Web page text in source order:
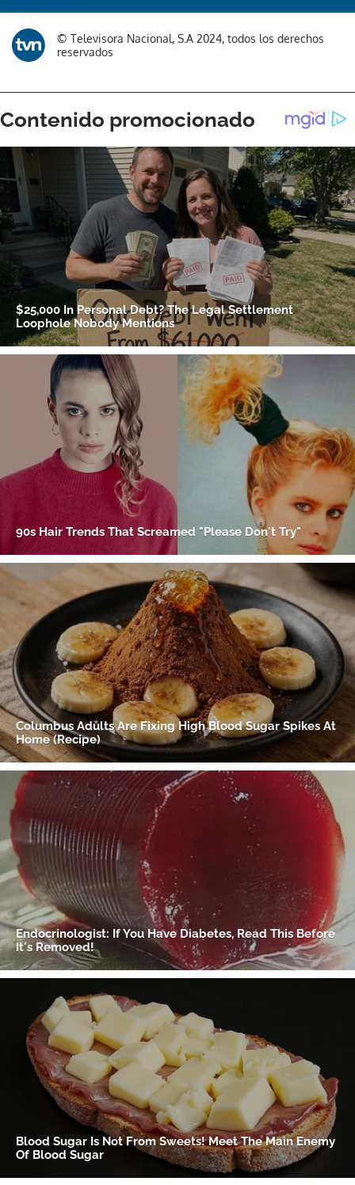
© Televisora Nacional, S.A 2024, todos los derechos
reservados